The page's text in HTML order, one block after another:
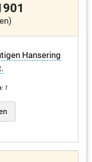
Hansering
1